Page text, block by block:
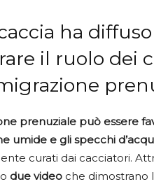
ha
il ruolo dei
prenuziale può essere
umide e gli specchi
curati dai cacciatori.
due video che dimostrano